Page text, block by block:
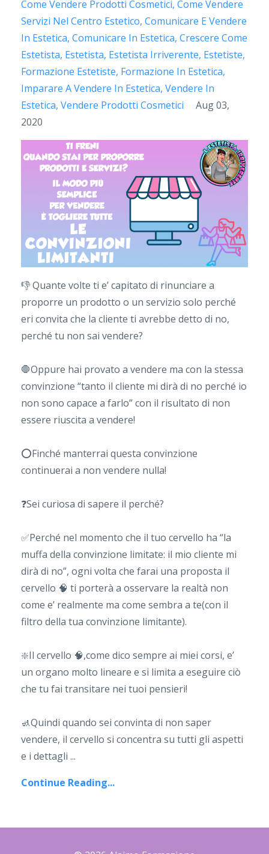
Come Vendere Prodotti Cosmetici Come Vendere
Servizi Nel Centro Estetico Comunicare E Vendere
In Estetica Comunicare In Estetica Crescere Come
Estetista Estetista Estetista Irriverente Estetiste
Formazione Estetiste Formazione In Estetica
Imparare A Vendere In Estetica Vendere In
Estetica Vendere Prodotti Cosmetici
Aug 03,
2020
👎Quante volte ti e’ capitato di rinunciare a
proporre un prodotto o un servizio solo perché
eri convita che la cliente ti avrebbe detto di no,
perché tu non sai vendere?
🛑Oppure hai provato a vendere ma con la stessa
convinzione “tanto il cliente mi dirà di no perché io
non sono capace a farlo” con il risultato di non
essere riuscita a vendere!
⭕️Finché manterrai questa convinzione
continuerai a non vendere nulla!
❓Sei curiosa di sapere il perché?
✅Perché nel momento che il tuo cervello ha “la
muffa della convinzione limitate: il mio cliente mi
dirà di no”, ogni volta che farai una proposta il
cervello 🧠 ti porterà a osservare la realtà non
come e’ realmente ma come sembra a te(con il
filtro della tua convinzione limitante).
❇️Il cervello 🧠,come dico sempre ai miei corsi, e’
un organo molto lineare e si limita a eseguire ciò
che tu fai transitare nei tuoi pensieri!
🚮Quindi quando sei convinta di non saper
vendere, il cervello si concentra su tutti gli aspetti
e i dettagli ...
Continue Reading...